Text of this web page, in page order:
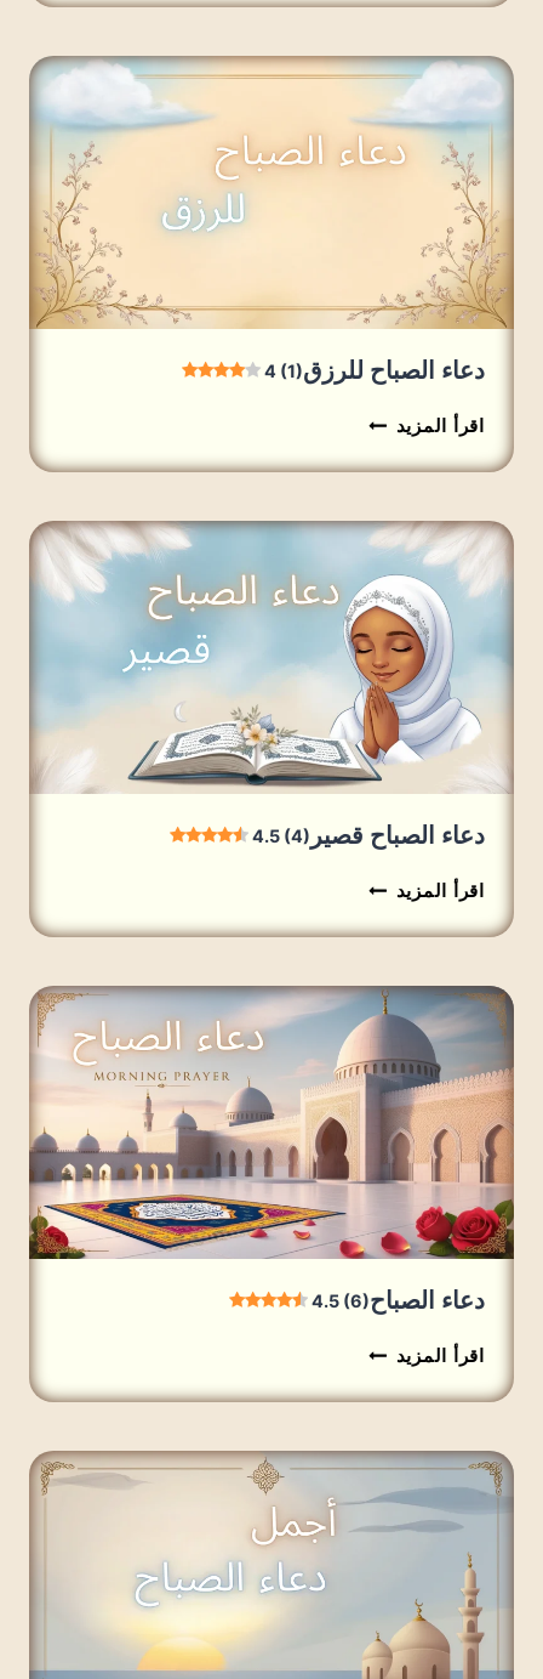
للامام
4
(2)
دعاء الصباح للرزق4 (1)
اقرأ المزيد دعاء
للرزق
(1)
دعاء الصباح قصير 4.5 (4)
اقرأ المزيد دعاء
قصير
(4)
دعاء الصباح4.5 (6)
اقرأ المزيد دعاء
4.5